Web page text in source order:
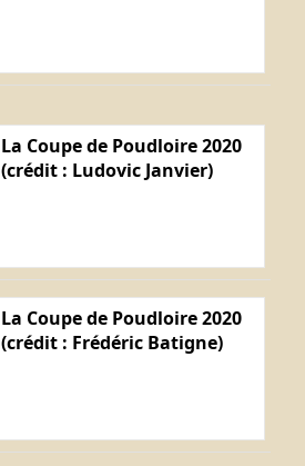
La Coupe de Poudloire 2020
(crédit : Ludovic Janvier)
La Coupe de Poudloire 2020
(crédit : Frédéric Batigne)